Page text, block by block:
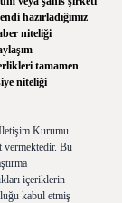
hazırladığımız
niteliği
tamamen
niteliği
Kurumu
vermektedir. Bu
içeriklerin
kabul etmiş